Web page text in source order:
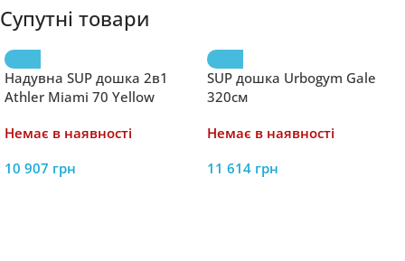
Супутні товари
Надувна SUP дошка 2в1
Athler Miami 70 Yellow
Немає в наявності
10 907 грн
SUP дошка Urbogym Gale
320см
Немає в наявності
11 614 грн